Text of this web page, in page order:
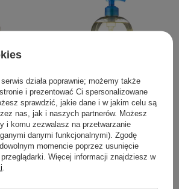
do
PROMOCJA
Bioderma - Atoderm
działa poprawnie; możemy także
i prezentować Ci spersonalizowane
sprawdzić, jakie dane i w jakim celu są
nas, jak i naszych partnerów. Możesz
i komu zezwalasz na przetwarzanie
danymi funkcjonalnymi). Zgodę
momencie poprzez usunięcie
Więcej informacji znajdziesz w